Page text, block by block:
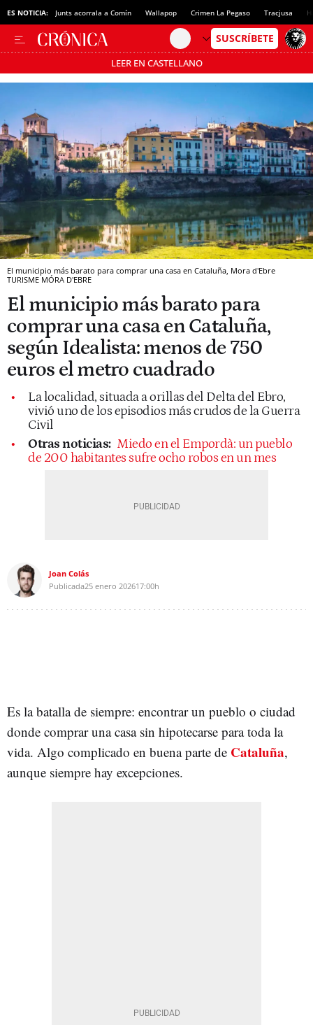
ES NOTICIA: Junts acorrala a Comín Wallapop Crimen La Pegaso Tracjusa
LEER EN CASTELLANO
Pásate al MODO AHORRO
El municipio más barato para comprar una casa en Cataluña, Mora d'Ebre
TURISME MÓRA D'EBRE
El municipio más barato para
comprar una casa en Cataluña,
según Idealista: menos de 750
euros el metro cuadrado
La localidad, situada a orillas del Delta del Ebro,
vivió uno de los episodios más crudos de la Guerra
Civil
Otras noticias: Miedo en el Empordà: un pueblo
de 200 habitantes sufre ocho robos en un mes
Joan Colás
Publicada25 enero 202617:00h
Es la batalla de siempre: encontrar un pueblo o ciudad
donde comprar una casa sin hipotecarse para toda la
vida. Algo complicado en buena parte de Cataluña,
aunque siempre hay excepciones.